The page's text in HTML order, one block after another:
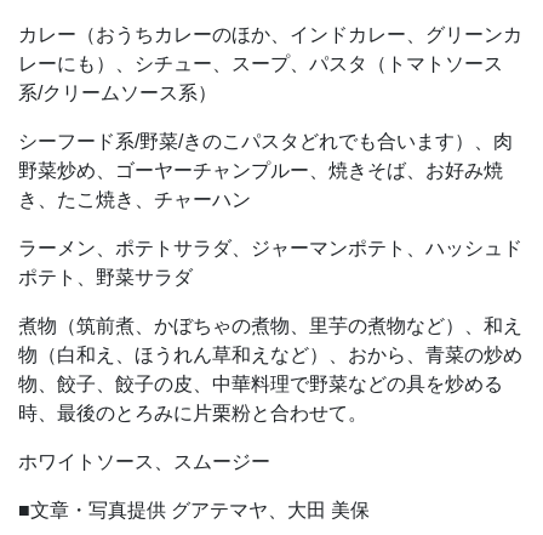
カレー（おうちカレーのほか、インドカレー、グリーンカ
レーにも）、シチュー、スープ、パスタ（トマトソース
系/クリームソース系）
シーフード系/野菜/きのこパスタどれでも合います）、肉
野菜炒め、ゴーヤーチャンプルー、焼きそば、お好み焼
き、たこ焼き、チャーハン
ラーメン、ポテトサラダ、ジャーマンポテト、ハッシュド
ポテト、野菜サラダ
煮物（筑前煮、かぼちゃの煮物、里芋の煮物など）、和え
物（白和え、ほうれん草和えなど）、おから、青菜の炒め
物、餃子、餃子の皮、中華料理で野菜などの具を炒める
時、最後のとろみに片栗粉と合わせて。
ホワイトソース、スムージー
■文章・写真提供 グアテマヤ、大田 美保